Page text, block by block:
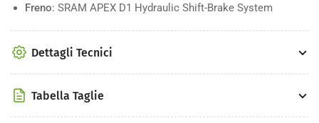
Freno: SRAM APEX D1 Hydraulic Shift-Brake System
Dettagli Tecnici
Tabella Taglie